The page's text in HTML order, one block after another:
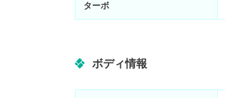
ターボ
ボディ情報